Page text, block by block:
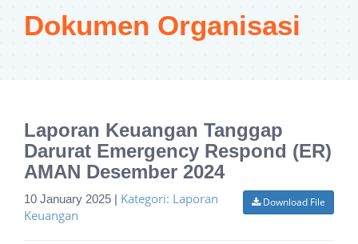
Dokumen Organisasi
Laporan Keuangan Tanggap
Darurat Emergency Respond (ER)
AMAN Desember 2024
Download File
10 January 2025 | Kategori: Laporan
Keuangan